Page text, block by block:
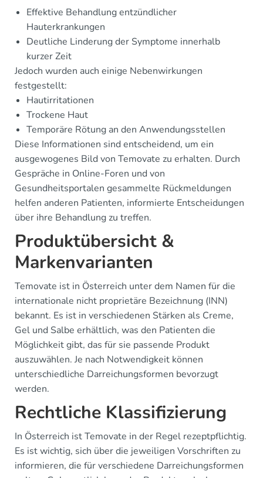
Effektive Behandlung entzündlicher
Hauterkrankungen
Deutliche Linderung der Symptome innerhalb
kurzer Zeit
Jedoch wurden auch einige Nebenwirkungen
festgestellt:
Hautirritationen
Trockene Haut
Temporäre Rötung an den Anwendungsstellen
Diese Informationen sind entscheidend, um ein
ausgewogenes Bild von Temovate zu erhalten. Durch
Gespräche in Online-Foren und von
Gesundheitsportalen gesammelte Rückmeldungen
helfen anderen Patienten, informierte Entscheidungen
über ihre Behandlung zu treffen.
Produktübersicht &
Markenvarianten
Temovate ist in Österreich unter dem Namen für die
internationale nicht proprietäre Bezeichnung (INN)
bekannt. Es ist in verschiedenen Stärken als Creme,
Gel und Salbe erhältlich, was den Patienten die
Möglichkeit gibt, das für sie passende Produkt
auszuwählen. Je nach Notwendigkeit können
unterschiedliche Darreichungsformen bevorzugt
werden.
Rechtliche Klassifizierung
In Österreich ist Temovate in der Regel rezeptpflichtig.
Es ist wichtig, sich über die jeweiligen Vorschriften zu
informieren, die für verschiedene Darreichungsformen